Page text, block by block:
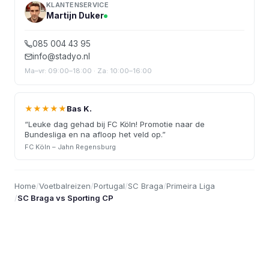
KLANTENSERVICE
Martijn Duker
085 004 43 95
info@stadyo.nl
Ma–vr: 09:00–18:00 · Za: 10:00–16:00
★★★★★Bas K.
“Leuke dag gehad bij FC Köln! Promotie naar de
Bundesliga en na afloop het veld op.”
FC Köln – Jahn Regensburg
Home/Voetbalreizen/Portugal/SC Braga/Primeira Liga
/SC Braga vs Sporting CP